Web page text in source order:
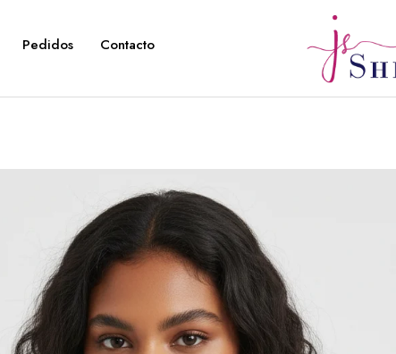
Pedidos Contacto